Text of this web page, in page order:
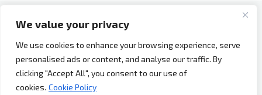
We value your privacy
We use cookies to enhance your browsing experience, serve
personalised ads or content, and analyse our traffic. By
clicking "Accept All", you consent to our use of
cookies. Cookie Policy
Copyright © 2026 Bh Dijaspora.
O nama
Marketing
Uslovi korištenja